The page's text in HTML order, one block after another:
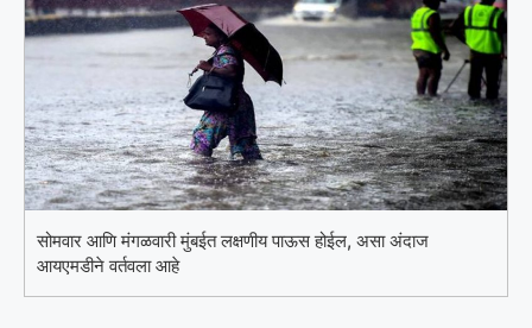
सोमवार आणि मंगळवारी मुंबईत लक्षणीय पाऊस होईल, असा अंदाज
आयएमडीने वर्तवला आहे